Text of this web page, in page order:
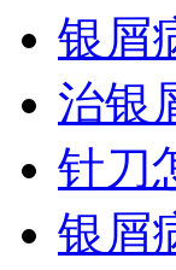
银屑
治银
针刀
银屑